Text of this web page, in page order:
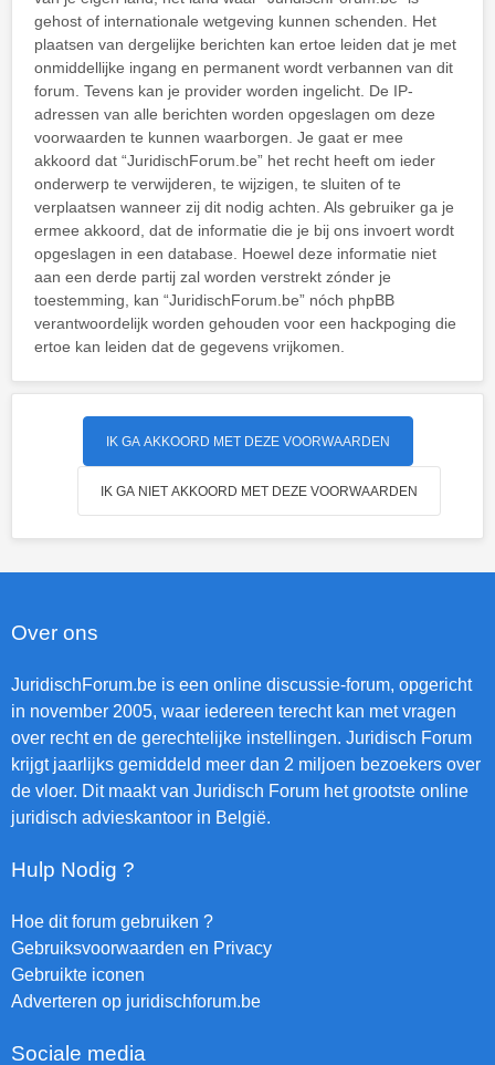
gehost of internationale wetgeving kunnen schenden. Het
plaatsen van dergelijke berichten kan ertoe leiden dat je met
onmiddellijke ingang en permanent wordt verbannen van dit
forum. Tevens kan je provider worden ingelicht. De IP-
adressen van alle berichten worden opgeslagen om deze
voorwaarden te kunnen waarborgen. Je gaat er mee
akkoord dat “JuridischForum.be” het recht heeft om ieder
onderwerp te verwijderen, te wijzigen, te sluiten of te
verplaatsen wanneer zij dit nodig achten. Als gebruiker ga je
ermee akkoord, dat de informatie die je bij ons invoert wordt
opgeslagen in een database. Hoewel deze informatie niet
aan een derde partij zal worden verstrekt zónder je
toestemming, kan “JuridischForum.be” nóch phpBB
verantwoordelijk worden gehouden voor een hackpoging die
ertoe kan leiden dat de gegevens vrijkomen.
Over ons
JuridischForum.be is een online discussie-forum, opgericht
in november 2005, waar iedereen terecht kan met vragen
over recht en de gerechtelijke instellingen. Juridisch Forum
krijgt jaarlijks gemiddeld meer dan 2 miljoen bezoekers over
de vloer. Dit maakt van Juridisch Forum het grootste online
juridisch advieskantoor in België.
Hulp Nodig ?
Hoe dit forum gebruiken ?
Gebruiksvoorwaarden en Privacy
Gebruikte iconen
Adverteren op juridischforum.be
Sociale media